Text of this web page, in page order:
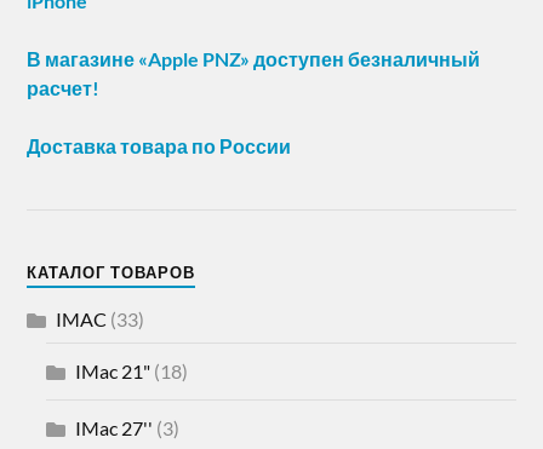
В магазине «Apple PNZ» доступен безналичный
расчет!
Доставка товара по России
КАТАЛОГ ТОВАРОВ
IMAC (33)
IMac 21" (18)
IMac 27'' (3)